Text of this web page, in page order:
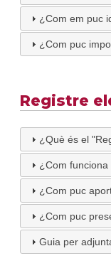
¿Com em puc
¿Com puc
Registre
¿Què és el
¿Com
¿Com puc
¿Com puc
Guia per